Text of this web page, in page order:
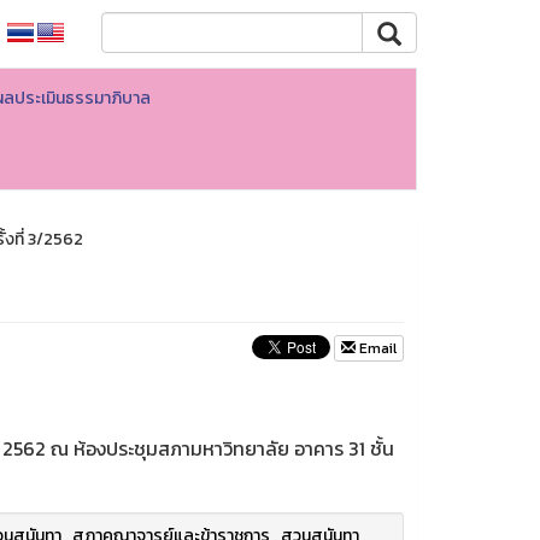
ประเมินธรรมาภิบาล
งที่ 3/2562
Email
ณ ห้องประชุมสภามหาวิทยาลัย อาคาร 31 ชั้น